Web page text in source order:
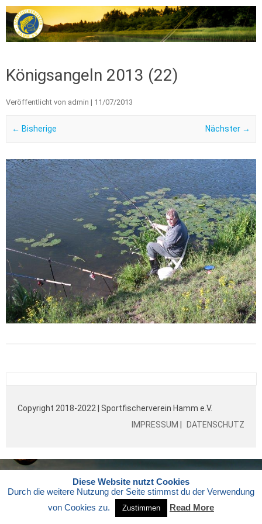
Königsangeln 2013 (22)
Veröffentlicht von admin | 11/07/2013
← Bisherige Nächster →
Copyright 2018-2022 | Sportfischerverein Hamm e.V.
IMPRESSUM
DATENSCHUTZ
Diese Website nutzt Cookies
Durch die weitere Nutzung der Seite stimmst du der Verwendung
von Cookies zu.
Zustimmen Read More